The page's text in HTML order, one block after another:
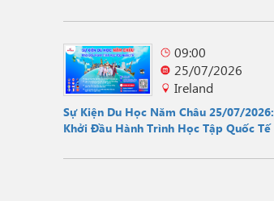
09:00
25/07/2026
Ireland
Sự Kiện Du Học Năm Châu 25/07/2026:
Khởi Đầu Hành Trình Học Tập Quốc Tế